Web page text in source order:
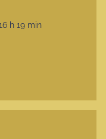
h 19 min